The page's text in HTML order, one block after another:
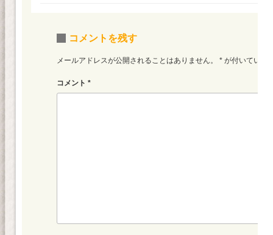
コメントを残す
メールアドレスが公開されることはありません。 * が付いている
コメント *